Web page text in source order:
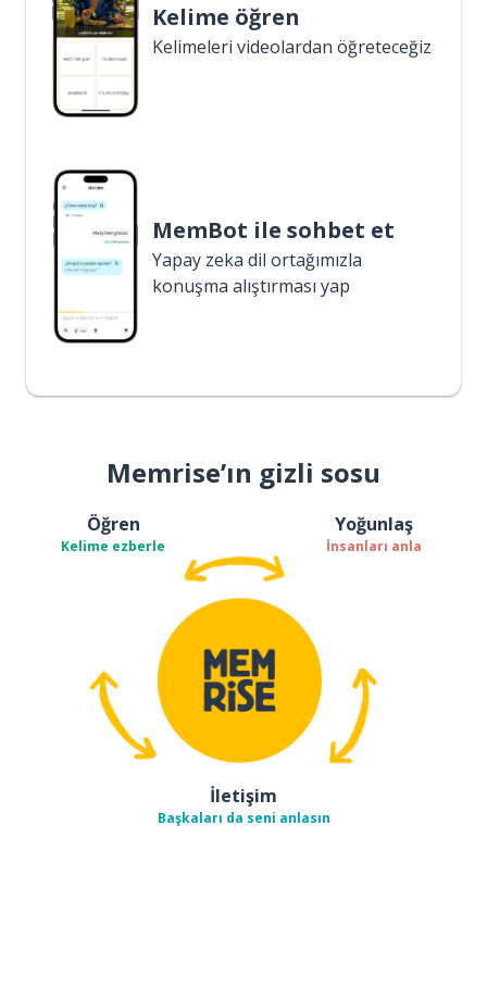
Kelime öğren
Kelimeleri videolardan öğreteceğiz
MemBot ile sohbet et
Yapay zeka dil ortağımızla
konuşma alıştırması yap
Memrise’ın gizli sosu
Öğren
Kelime ezberle
Yoğunlaş
İnsanları anla
İletişim
Başkaları da seni anlasın